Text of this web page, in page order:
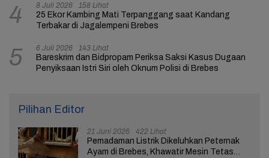
4 8 Juli 2026 158 Lihat
25 Ekor Kambing Mati Terpanggang saat Kandang
Terbakar di Jagalempeni Brebes
5 6 Juli 2026 143 Lihat
Bareskrim dan Bidpropam Periksa Saksi Kasus Dugaan
Penyiksaan Istri Siri oleh Oknum Polisi di Brebes
Pilihan Editor
21 Juni 2026 422 Lihat
Pemadaman Listrik Dikeluhkan Peternak
Ayam di Brebes, Khawatir Mesin Tetas